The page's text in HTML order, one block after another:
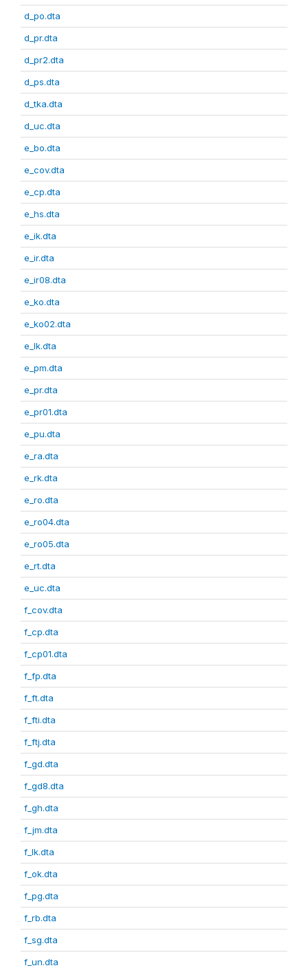
d_po.dta
d_pr.dta
d_pr2.dta
d_ps.dta
d_tka.dta
d_uc.dta
e_bo.dta
e_cov.dta
e_cp.dta
e_hs.dta
e_ik.dta
e_ir.dta
e_ir08.dta
e_ko.dta
e_ko02.dta
e_lk.dta
e_pm.dta
e_pr.dta
e_pr01.dta
e_pu.dta
e_ra.dta
e_rk.dta
e_ro.dta
e_ro04.dta
e_ro05.dta
e_rt.dta
e_uc.dta
f_cov.dta
f_cp.dta
f_cp01.dta
f_fp.dta
f_ft.dta
f_fti.dta
f_ftj.dta
f_gd.dta
f_gd8.dta
f_gh.dta
f_jm.dta
f_lk.dta
f_ok.dta
f_pg.dta
f_rb.dta
f_sg.dta
f_un.dta